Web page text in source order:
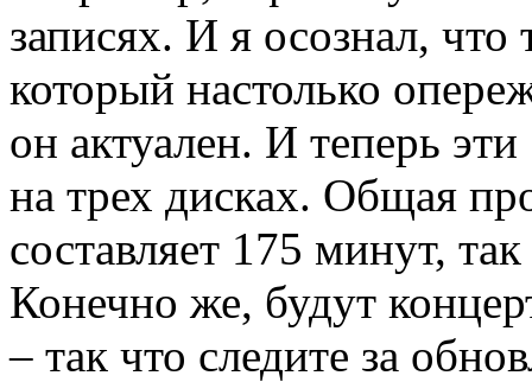
записях. И я осознал, что
который настолько
он актуален. И теперь
на трех дисках. Общая
составляет 175 минут,
Конечно же, будут
– так что следите за